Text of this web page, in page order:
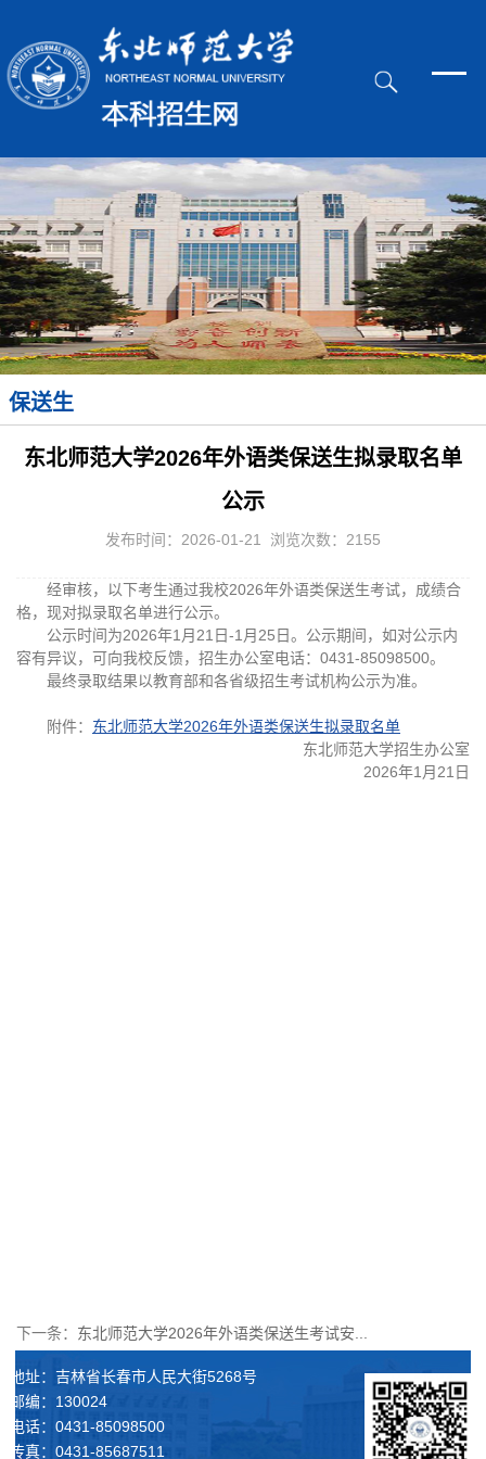
保送生
东北师范大学2026年外语类保送生拟录取名单
公示
发布时间：2026-01-21 浏览次数： 2155
经审核，以下考生通过我校2026年外语类保送生考试，成绩合
格，现对拟录取名单进行公示。
公示时间为2026年1月21日-1月25日。公示期间，如对公示内
容有异议，可向我校反馈，招生办公室电话：0431-85098500。
最终录取结果以教育部和各省级招生考试机构公示为准。
附件： 东北师范大学2026年外语类保送生拟录取名单
东北师范大学招生办公室
2026年1月21日
下一条： 东北师范大学2026年外语类保送生考试安...
地址：吉林省长春市人民大街5268号
邮编：130024
电话：0431-85098500
传真：0431-85687511